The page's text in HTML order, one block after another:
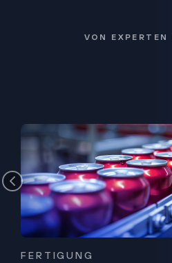
VON EXPERTEN
FERTIGUNG